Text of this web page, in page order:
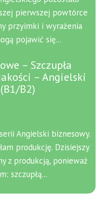
pierwszej powtórce
przyimki i wyrażenia
pojawić się...
– Szczupła
– Angielski
B2)
Angielski biznesowy.
produkcję. Dzisiejszy
z produkcją, ponieważ
szczupłą...